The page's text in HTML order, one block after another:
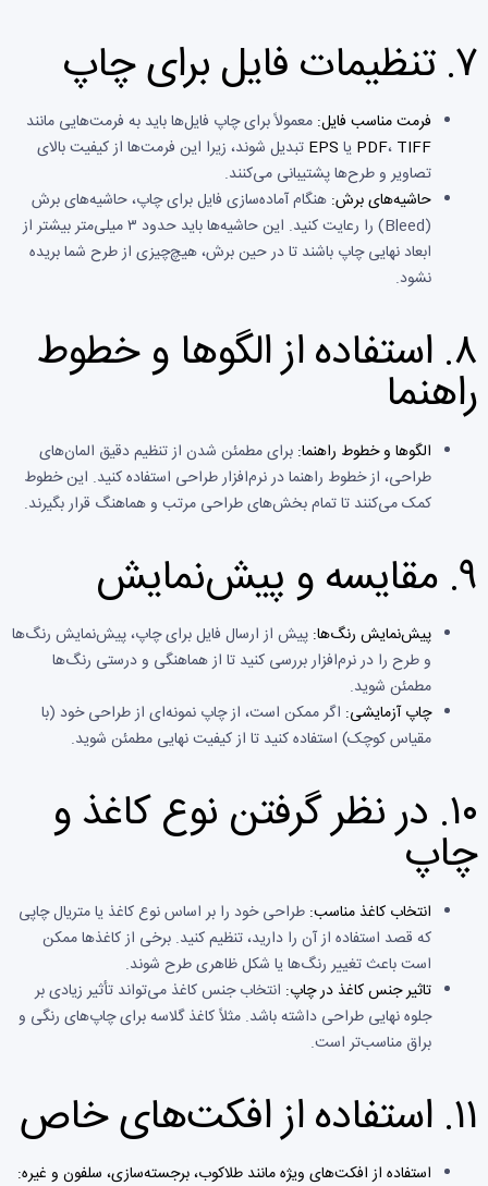
۷. تنظیمات فایل برای چاپ
فرمت مناسب فایل: معمولاً برای چاپ فایل‌ها باید به فرمت‌هایی مانند
PDF، TIFF یا EPS تبدیل شوند، زیرا این فرمت‌ها از کیفیت بالای
تصاویر و طرح‌ها پشتیبانی می‌کنند.
حاشیه‌های برش: هنگام آماده‌سازی فایل برای چاپ، حاشیه‌های برش
(Bleed) را رعایت کنید. این حاشیه‌ها باید حدود ۳ میلی‌متر بیشتر از
ابعاد نهایی چاپ باشند تا در حین برش، هیچ‌چیزی از طرح شما بریده
نشود.
۸. استفاده از الگوها و خطوط
راهنما
الگوها و خطوط راهنما: برای مطمئن شدن از تنظیم دقیق المان‌های
طراحی، از خطوط راهنما در نرم‌افزار طراحی استفاده کنید. این خطوط
کمک می‌کنند تا تمام بخش‌های طراحی مرتب و هماهنگ قرار بگیرند.
۹. مقایسه و پیش‌نمایش
پیش‌نمایش رنگ‌ها: پیش از ارسال فایل برای چاپ، پیش‌نمایش رنگ‌ها
و طرح را در نرم‌افزار بررسی کنید تا از هماهنگی و درستی رنگ‌ها
مطمئن شوید.
چاپ آزمایشی: اگر ممکن است، از چاپ نمونه‌ای از طراحی خود (با
مقیاس کوچک) استفاده کنید تا از کیفیت نهایی مطمئن شوید.
۱۰. در نظر گرفتن نوع کاغذ و
چاپ
انتخاب کاغذ مناسب: طراحی خود را بر اساس نوع کاغذ یا متریال چاپی
که قصد استفاده از آن را دارید، تنظیم کنید. برخی از کاغذها ممکن
است باعث تغییر رنگ‌ها یا شکل ظاهری طرح شوند.
تاثیر جنس کاغذ در چاپ: انتخاب جنس کاغذ می‌تواند تأثیر زیادی بر
جلوه نهایی طراحی داشته باشد. مثلاً کاغذ گلاسه برای چاپ‌های رنگی و
براق مناسب‌تر است.
۱۱. استفاده از افکت‌های خاص
استفاده از افکت‌های ویژه مانند طلاکوب، برجسته‌سازی، سلفون و غیره: